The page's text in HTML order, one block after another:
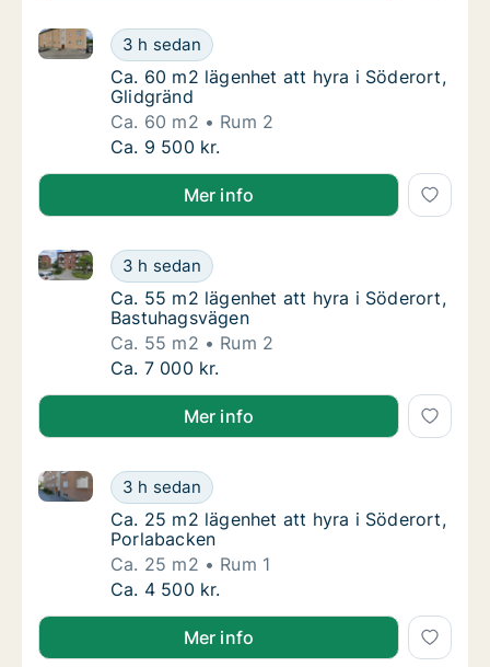
Ca. 60 m2 lägenhet att hyra i Söderort,
3 h sedan
Ca. 60 m2 lägenhet att hyra i Söderort, Glidgränd
Ca. 60 m2 lägenhet att hyra i Söderort,
Ca. 60 m2 lägenhet att hyra i Söderort,
Glidgränd
Ca. 60 m2
Rum 2
Ca. 60 m2 lägenhet att hyra i Söderort,
Ca. 9 500 kr.
Mer info
Ca. 55 m2 lägenhet att hyra i Söderort,
3 h sedan
Ca. 55 m2 lägenhet att hyra i Söderort,
Ca. 55 m2 lägenhet att hyra i Söderort,
Ca. 55 m2 lägenhet att hyra i Söderort,
Bastuhagsvägen
Ca. 55 m2
Rum 2
Ca. 55 m2 lägenhet att hyra i Söderort,
Ca. 7 000 kr.
Mer info
Ca. 25 m2 lägenhet att hyra i Söderort,
3 h sedan
Ca. 25 m2 lägenhet att hyra i Söderort, Porlabacken
Ca. 25 m2 lägenhet att hyra i Söderort,
Ca. 25 m2 lägenhet att hyra i Söderort,
Porlabacken
Ca. 25 m2
Rum 1
Ca. 25 m2 lägenhet att hyra i Söderort,
Ca. 4 500 kr.
Mer info